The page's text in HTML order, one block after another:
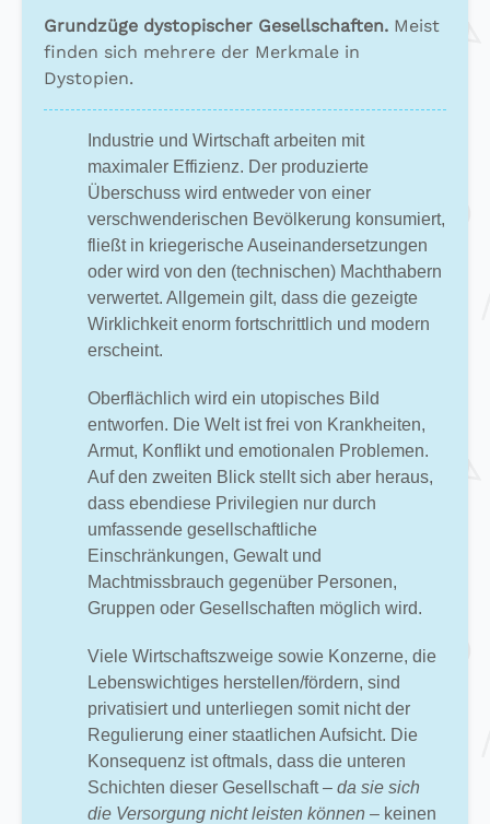
Grundzüge dystopischer Gesellschaften. Meist
finden sich mehrere der Merkmale in
Dystopien.
Industrie und Wirtschaft arbeiten mit
maximaler Effizienz. Der produzierte
Überschuss wird entweder von einer
verschwenderischen Bevölkerung konsumiert,
fließt in kriegerische Auseinandersetzungen
oder wird von den (technischen) Machthabern
verwertet. Allgemein gilt, dass die gezeigte
Wirklichkeit enorm fortschrittlich und modern
erscheint.
Oberflächlich wird ein utopisches Bild
entworfen. Die Welt ist frei von Krankheiten,
Armut, Konflikt und emotionalen Problemen.
Auf den zweiten Blick stellt sich aber heraus,
dass ebendiese Privilegien nur durch
umfassende gesellschaftliche
Einschränkungen, Gewalt und
Machtmissbrauch gegenüber Personen,
Gruppen oder Gesellschaften möglich wird.
Viele Wirtschaftszweige sowie Konzerne, die
Lebenswichtiges herstellen/fördern, sind
privatisiert und unterliegen somit nicht der
Regulierung einer staatlichen Aufsicht. Die
Konsequenz ist oftmals, dass die unteren
Schichten dieser Gesellschaft– da sie sich
die Versorgung nicht leisten können – keinen